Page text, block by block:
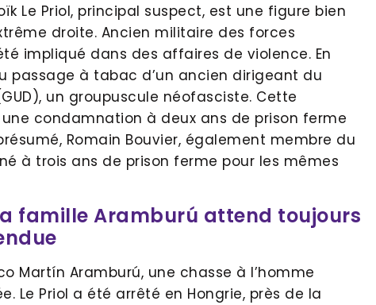
Le Priol, principal suspect, est une figure bien
droite. Ancien militaire des forces
impliqué dans des affaires de violence. En
passage à tabac d’un ancien dirigeant du
un groupuscule néofasciste. Cette
condamnation à deux ans de prison ferme
Romain Bouvier, également membre du
à trois ans de prison ferme pour les mêmes
famille Aramburú attend toujours
Martín Aramburú, une chasse à l’homme
Le Priol a été arrêté en Hongrie, près de la